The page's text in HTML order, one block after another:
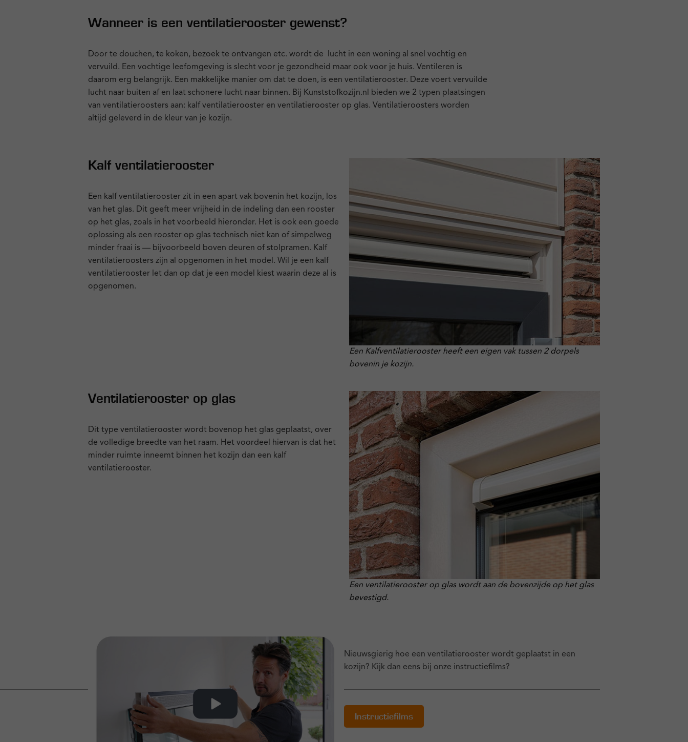
Wanneer is een ventilatierooster gewenst?
Door te douchen, te koken, bezoek te ontvangen etc. wordt de lucht in een woning al snel vochtig en
vervuild. Een vochtige leefomgeving is slecht voor je gezondheid maar ook voor je huis. Ventileren is
daarom erg belangrijk. Een makkelijke manier om dat te doen, is een ventilatierooster. Deze voert vervuilde
lucht naar buiten af en laat schonere lucht naar binnen. Bij Kunststofkozijn.nl bieden we 2 typen plaatsingen
van ventilatieroosters aan: kalf ventilatierooster en ventilatierooster op glas. Ventilatieroosters worden
altijd geleverd in de kleur van je kozijn.
Kalf ventilatierooster
Een kalf ventilatierooster zit in een apart vak bovenin het kozijn, los
van het glas. Dit geeft meer vrijheid in de indeling dan een rooster
op het glas, zoals in het voorbeeld hieronder. Het is ook een goede
oplossing als een rooster op glas technisch niet kan of simpelweg
minder fraai is — bijvoorbeeld boven deuren of stolpramen. Kalf
ventilatieroosters zijn al opgenomen in het model. Wil je een kalf
ventilatierooster let dan op dat je een model kiest waarin deze al is
opgenomen.
Een Kalfventilatierooster heeft een eigen vak tussen 2 dorpels
bovenin je kozijn.
Ventilatierooster op glas
Dit type ventilatierooster wordt bovenop het glas geplaatst, over
de volledige breedte van het raam. Het voordeel hiervan is dat het
minder ruimte inneemt binnen het kozijn dan een kalf
ventilatierooster.
Een ventilatierooster op glas wordt aan de bovenzijde op het glas
bevestigd.
Nieuwsgierig hoe een ventilatierooster wordt geplaatst in een
kozijn? Kijk dan eens bij onze instructiefilms?
Instructiefilms